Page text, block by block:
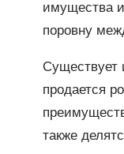
имущества
поровну
Существует
продается
также